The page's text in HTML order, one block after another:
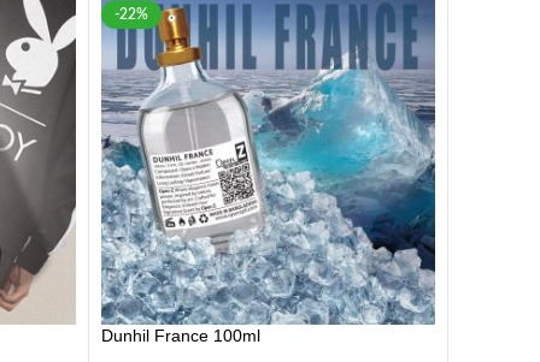
-22%
Dunhil France 100ml